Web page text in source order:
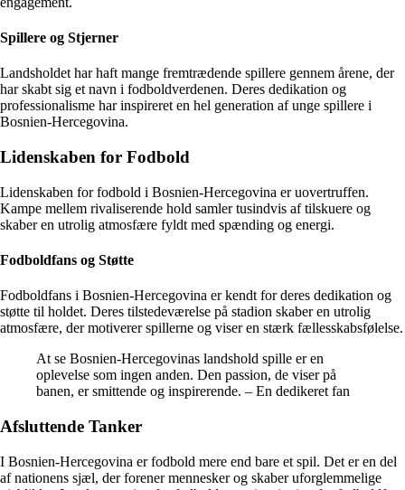
Spillere og Stjerner
Landsholdet har haft mange fremtrædende spillere gennem årene, der
har skabt sig et navn i fodboldverdenen. Deres dedikation og
professionalisme har inspireret en hel generation af unge spillere i
Bosnien-Hercegovina.
Lidenskaben for Fodbold
Lidenskaben for fodbold i Bosnien-Hercegovina er uovertruffen.
Kampe mellem rivaliserende hold samler tusindvis af tilskuere og
skaber en utrolig atmosfære fyldt med spænding og energi.
Fodboldfans og Støtte
Fodboldfans i Bosnien-Hercegovina er kendt for deres dedikation og
støtte til holdet. Deres tilstedeværelse på stadion skaber en utrolig
atmosfære, der motiverer spillerne og viser en stærk fællesskabsfølelse.
At se Bosnien-Hercegovinas landshold spille er en
oplevelse som ingen anden. Den passion, de viser på
banen, er smittende og inspirerende. – En dedikeret fan
Afsluttende Tanker
I Bosnien-Hercegovina er fodbold mere end bare et spil. Det er en del
af nationens sjæl, der forener mennesker og skaber uforglemmelige